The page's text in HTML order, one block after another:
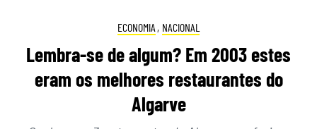
ECONOMIA , NACIONAL
Lembra-se de algum? Em 2003 estes
eram os melhores restaurantes do
Algarve